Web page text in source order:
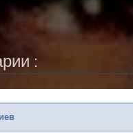
: